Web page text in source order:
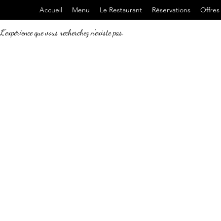
Accueil Menu Le Restaurant Réservations
L'expérience que vous recherchez n'existe pas.